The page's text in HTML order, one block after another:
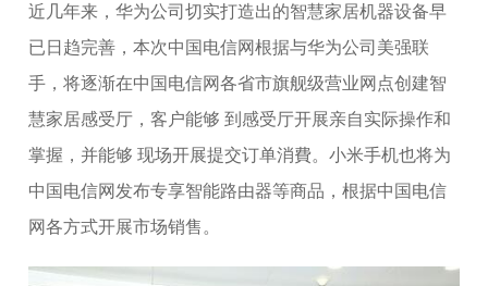
近几年来，华为公司切实打造出的智慧家居机器设备早
已日趋完善，本次中国电信网根据与华为公司美强联
手，将逐渐在中国电信网各省市旗舰级营业网点创建智
慧家居感受厅，客户能够 到感受厅开展亲自实际操作和
掌握，并能够 现场开展提交订单消費。小米手机也将为
中国电信网发布专享智能路由器等商品，根据中国电信
网各方式开展市场销售。